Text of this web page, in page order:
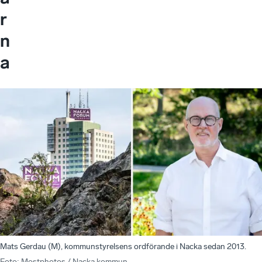
r
n
a
Mats Gerdau (M), kommunstyrelsens ordförande i Nacka sedan 2013.